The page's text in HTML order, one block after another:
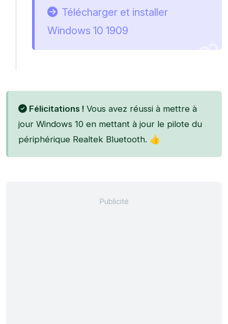
Télécharger et installer
Windows 10 1909
Félicitations ! Vous avez réussi à mettre à
jour Windows 10 en mettant à jour le pilote du
périphérique Realtek Bluetooth. 👍